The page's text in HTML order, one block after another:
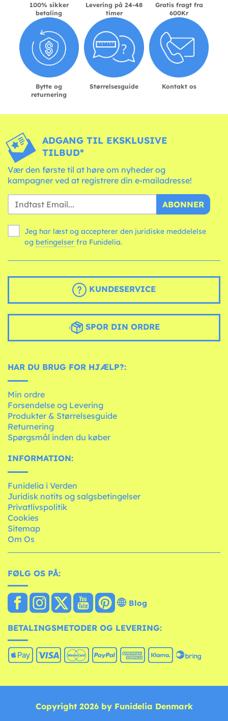
100% sikker
betaling
Levering på 24-48
timer
Gratis fragt fra
600Kr
Bytte og
returnering
Størrelsesguide Kontakt os
ADGANG TIL EKSKLUSIVE
TILBUD*
Vær den første til at høre om nyheder og
kampagner ved at registrere din e-mailadresse!
ABONNER
Jeg har læst og accepterer den juridiske meddelelse
og betingelser fra Funidelia.
KUNDESERVICE
SPOR DIN ORDRE
HAR DU BRUG FOR HJÆLP?:
Min ordre
Forsendelse og Levering
Produkter & Størrelsesguide
Returnering
Spørgsmål inden du køber
INFORMATION:
Funidelia i Verden
Juridisk notits og salgsbetingelser
Privatlivspolitik
Cookies
Sitemap
Om Os
FØLG OS PÅ:
Blog
BETALINGSMETODER OG LEVERING:
Copyright 2026 by Funidelia Denmark